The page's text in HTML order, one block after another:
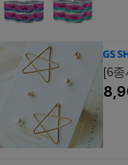
[6